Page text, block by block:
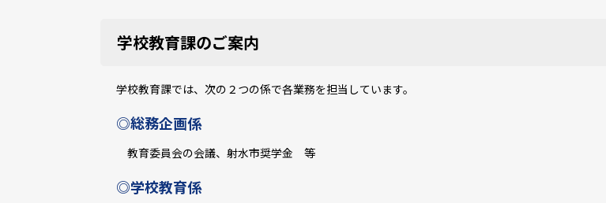
学校教育課のご案内
学校教育課では、次の２つの係で各業務を担当しています。
◎総務企画係
教育委員会の会議、射水市奨学金 等
◎学校教育係